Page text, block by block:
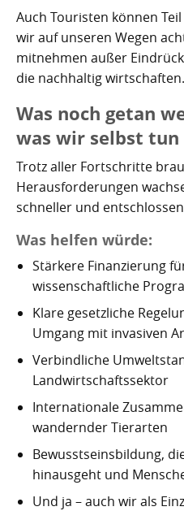
Auch Touristen können
wir auf unseren Wegen
mitnehmen außer
die nachhaltig wirtschaften.
Was noch getan
was wir selbst tun
Trotz aller Fortschritte
Herausforderungen
schneller und
Was helfen würde:
Stärkere Finanzierung
wissenschaftliche
Klare gesetzliche
Umgang mit invasiven
Verbindliche
Landwirtschaftssektor
Internationale
wandernder Tierarten
Bewusstseinsbildung,
hinausgeht und
Und ja – auch wir als